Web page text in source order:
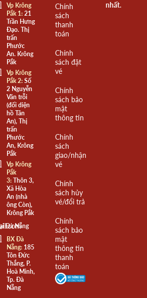
Vp Krông
Pắk 1:21
Trần Hưng
Đạo. Thị
trấn
Phước
An. Krông
Pắk
Vp Krông
Pắk 2:Số
2 Nguyễn
Văn trỗi
(đối diện
hồ Tân
An), Thị
trấn
Phước
An, Krông
Pắk
Vp Krông
Pắk
3:Thôn 3,
Xã Hòa
An (nhà
ông Còn),
Krông Pắk
Đà Nẵng
BX Đà
Nẵng:185
Tôn Đức
Thắng, P.
Hoà Minh,
Tp. Đà
Nẵng
Chính
sách
thanh
toán
Chính
sách đặt
vé
Chính
sách bảo
mật
thông tin
Chính
sách
giao/nhận
vé
Chính
sách hủy
vé/đổi trả
Chính
sách bảo
mật
thông tin
thanh
toán
nhất.